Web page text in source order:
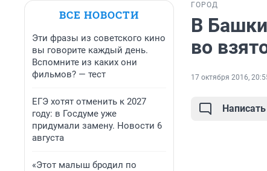
ВСЕ НОВОСТИ
Эти фразы из советского кино
вы говорите каждый день.
Вспомните из каких они
фильмов? — тест
ЕГЭ хотят отменить к 2027
году: в Госдуме уже
придумали замену. Новости 6
августа
«Этот малыш бродил по
ГОРОД
В
во
17 октября 2016,